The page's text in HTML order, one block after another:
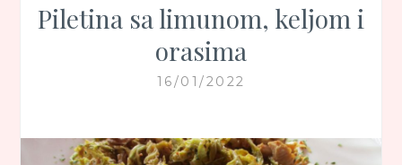
Piletina sa limunom, keljom i
orasima
16/01/2022